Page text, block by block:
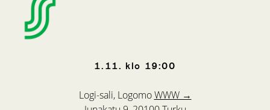
1.11. klo 19:00
Logi-sali, LogomoWWW →